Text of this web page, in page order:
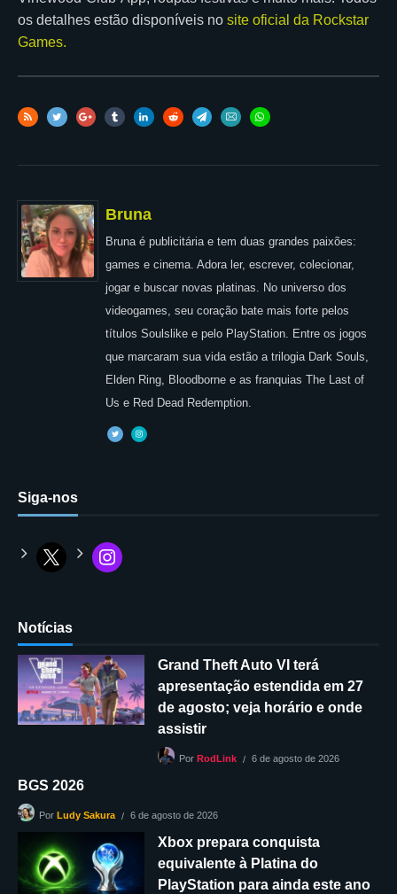
os detalhes estão disponíveis no site oficial da Rockstar
Games.
Bruna
Bruna é publicitária e tem duas grandes paixões:
games e cinema. Adora ler, escrever, colecionar,
jogar e buscar novas platinas. No universo dos
videogames, seu coração bate mais forte pelos
títulos Soulslike e pelo PlayStation. Entre os jogos
que marcaram sua vida estão a trilogia Dark Souls,
Elden Ring, Bloodborne e as franquias The Last of
Us e Red Dead Redemption.
Siga-nos
Notícias
Grand Theft Auto VI terá
apresentação estendida em 27
de agosto; veja horário e onde
assistir
Por RodLink 6 de agosto de 2026
BGS 2026
Por Ludy Sakura 6 de agosto de 2026
Xbox prepara conquista
equivalente à Platina do
PlayStation para ainda este ano